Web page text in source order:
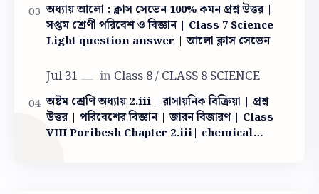
অধ্যায় আলো : ক্লাস সেভেন 100% কমন প্রশ্ন উত্তর |
সপ্তম শ্রেণী পরিবেশ ও বিজ্ঞান | Class 7 Science
Light question answer | আলো ক্লাস সেভেন
অষ্টম শ্রেণি অধ্যায় 2.iii | রাসায়নিক বিক্রিয়া | প্রশ্ন
উত্তর | পরিবেশের বিজ্ঞান | জারন বিজারণ | Class
VIII Poribesh Chapter 2.iii| chemical